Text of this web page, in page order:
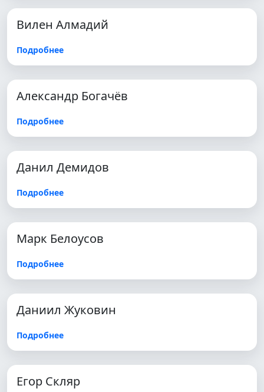
Вилен Алмадий
Подробнее
Александр Богачёв
Подробнее
Данил Демидов
Подробнее
Марк Белоусов
Подробнее
Даниил Жуковин
Подробнее
Егор Скляр